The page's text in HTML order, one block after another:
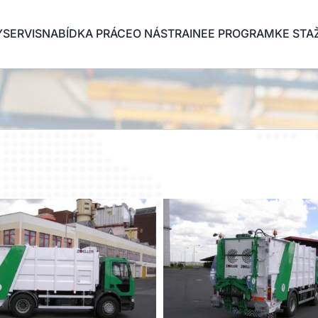
SERVISNABÍDKA PRÁCEO NÁSTRAINEE PROGRAMKE